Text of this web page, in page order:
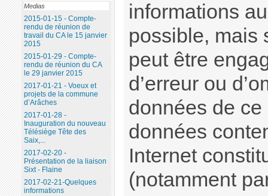
informations
possible, mais
peut être
d’erreur ou
données de
données
Internet
(notamment
Medias
2015-01-15 - Compte-
rendu de réunion de
travail du CA le 15 janvier
2015
2015-01-29 - Compte-
rendu de réunion du CA
le 29 janvier 2015
2017-01-21 - Voeux et
projets de la commune
d’Arâches
2017-01-28 -
Inauguration du nouveau
Télésiège Tête des
Saix,...
2017-02-20 -
Présentation de la liaison
Sixt - Flaine
2017-02-21-Quelques
informations